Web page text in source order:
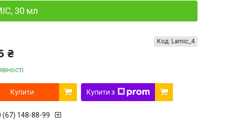
30 мл
₴
Код: Lamic_4
Купити Купити з
(67) 148-88-99